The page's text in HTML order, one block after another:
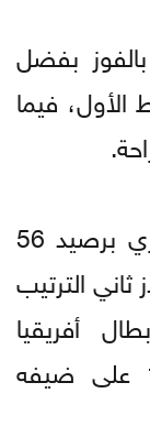
بفضل
فيما
بهذه النتيجة، ينهي الزمالك الدوري برصيد 56
الترتيب
أفريقيا
الموسم المقبل بعد فوزه 2-1 على ضيفه